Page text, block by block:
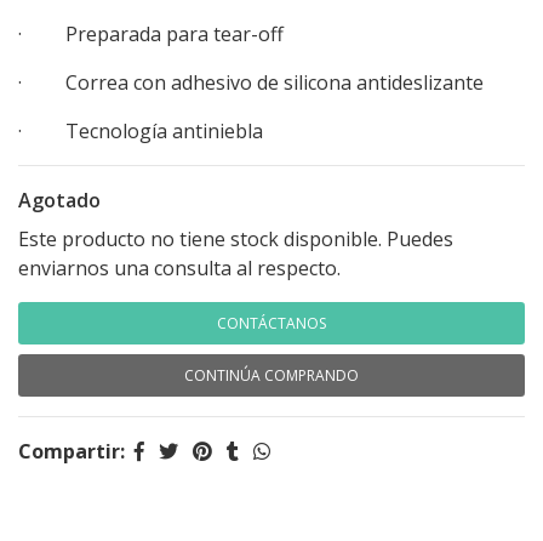
· Preparada para tear-off
· Correa con adhesivo de silicona antideslizante
· Tecnología antiniebla
Agotado
Este producto no tiene stock disponible. Puedes
enviarnos una consulta al respecto.
CONTÁCTANOS
CONTINÚA COMPRANDO
Compartir: